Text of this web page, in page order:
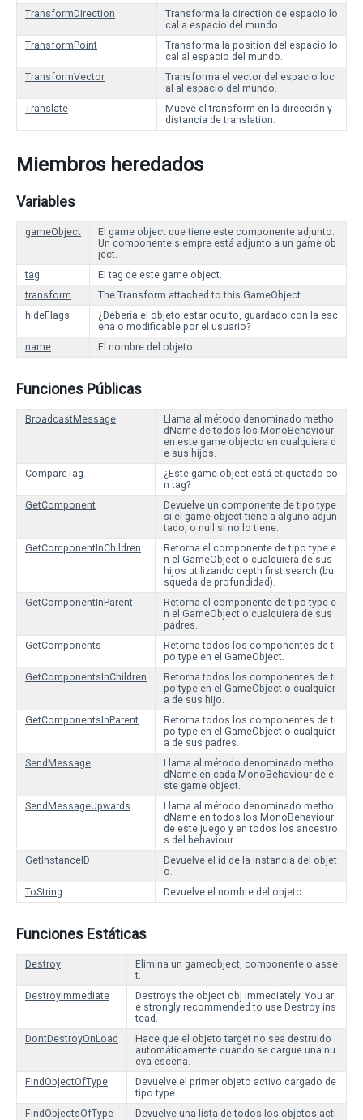
TransformDirection
Transforma la direction de espacio lo
cal a espacio del mundo.
TransformPoint
Transforma la position del espacio lo
cal al espacio del mundo.
TransformVector
Transforma el vector del espacio loc
al al espacio del mundo.
Translate
Mueve el transform en la dirección y
distancia de translation.
Miembros heredados
Variables
gameObject
El game object que tiene este componente adjunto.
Un componente siempre está adjunto a un game ob
ject.
tag
El tag de este game object.
transform
The Transform attached to this GameObject.
hideFlags
¿Debería el objeto estar oculto, guardado con la esc
ena o modificable por el usuario?
name
El nombre del objeto.
Funciones Públicas
BroadcastMessage
Llama al método denominado metho
dName de todos los MonoBehaviour
en este game objecto en cualquiera d
e sus hijos.
CompareTag
¿Este game object está etiquetado co
n tag?
GetComponent
Devuelve un componente de tipo type
si el game object tiene a alguno adjun
tado, o null si no lo tiene.
GetComponentInChildren
Retorna el componente de tipo type e
n el GameObject o cualquiera de sus
hijos utilizando depth first search (bu
squeda de profundidad).
GetComponentInParent
Retorna el componente de tipo type e
n el GameObject o cualquiera de sus
padres.
GetComponents
Retorna todos los componentes de ti
po type en el GameObject.
GetComponentsInChildren
Retorna todos los componentes de ti
po type en el GameObject o cualquier
a de sus hijo.
GetComponentsInParent
Retorna todos los componentes de ti
po type en el GameObject o cualquier
a de sus padres.
SendMessage
Llama al método denominado metho
dName en cada MonoBehaviour de e
ste game object.
SendMessageUpwards
Llama al método denominado metho
dName en todos los MonoBehaviour
de este juego y en todos los ancestro
s del behaviour.
GetInstanceID
Devuelve el id de la instancia del objet
o.
ToString
Devuelve el nombre del objeto.
Funciones Estáticas
Destroy
Elimina un gameobject, componente o asse
t.
DestroyImmediate
Destroys the object obj immediately. You ar
e strongly recommended to use Destroy ins
tead.
DontDestroyOnLoad
Hace que el objeto target no sea destruido
automáticamente cuando se cargue una nu
eva escena.
FindObjectOfType
Devuelve el primer objeto activo cargado de
tipo type.
FindObjectsOfType
Devuelve una lista de todos los objetos acti